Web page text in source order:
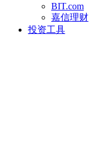
BIT.com
嘉信理财
投资工具